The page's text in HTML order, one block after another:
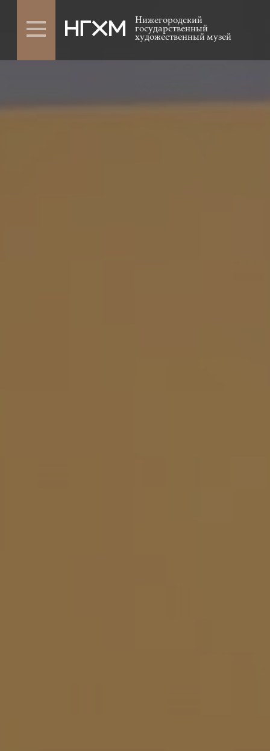
Нижегородский
государственный
художественный музей